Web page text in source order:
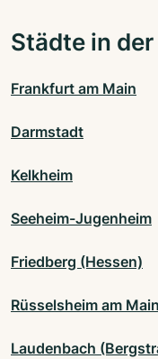
Städte in der
Frankfurt am Main
Darmstadt
Kelkheim
Seeheim-Jugenheim
Friedberg (Hessen)
Rüsselsheim am Main
Laudenbach